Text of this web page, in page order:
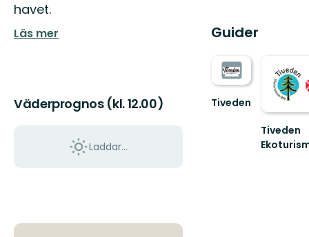
havet.
Läs mer
Väderprognos (kl. 12.00)
Laddar...
Guider
Tiveden
Tiveden